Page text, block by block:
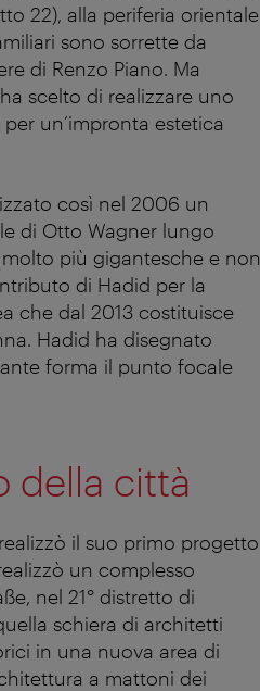
22), alla periferia orientale
sono sorrette da
di Renzo Piano. Ma
scelto di realizzare uno
un’impronta estetica
così nel 2006 un
di Otto Wagner lungo
più gigantesche e non
di Hadid per la
che dal 2013 costituisce
Hadid ha disegnato
forma il punto focale
della città
il suo primo progetto
un complesso
nel 21° distretto di
schiera di architetti
in una nuova area di
a mattoni dei